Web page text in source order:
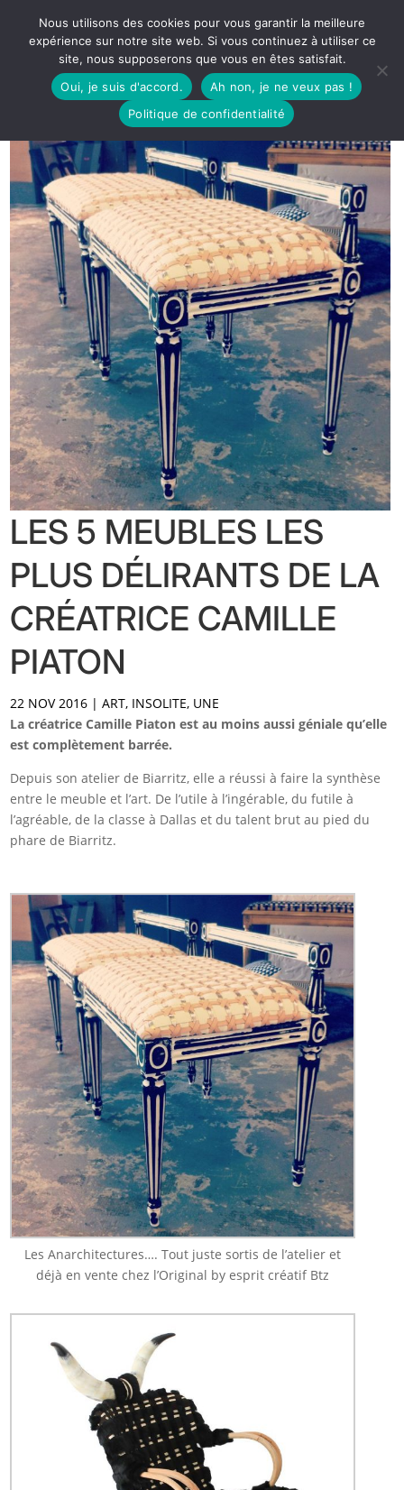
LES 5 MEUBLES LES
PLUS DÉLIRANTS DE LA
CRÉATRICE CAMILLE
PIATON
22 NOV 2016 |ART, INSOLITE, UNE
La créatrice Camille Piaton est au moins aussi géniale qu’elle
est complètement barrée.
Depuis son atelier de Biarritz, elle a réussi à faire la synthèse
entre le meuble et l’art. De l’utile à l’ingérable, du futile à
l’agréable, de la classe à Dallas et du talent brut au pied du
phare de Biarritz.
Les Anarchitectures…. Tout juste sortis de l’atelier et
déjà en vente chez l’Original by esprit créatif Btz
Nous utilisons des cookies pour vous garantir la meilleure
expérience sur notre site web. Si vous continuez à utiliser ce
site, nous supposerons que vous en êtes satisfait.
Oui, je suis d'accord.
Ah non, je ne veux pas !
Politique de confidentialité